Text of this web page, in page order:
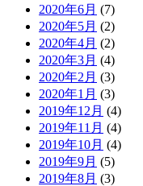
2020年6月 (7)
2020年5月 (2)
2020年4月 (2)
2020年3月 (4)
2020年2月 (3)
2020年1月 (3)
2019年12月 (4)
2019年11月 (4)
2019年10月 (4)
2019年9月 (5)
2019年8月 (3)